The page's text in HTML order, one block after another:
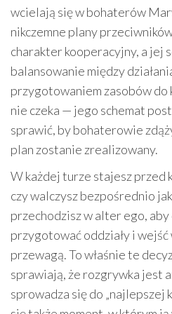
wcielają się w bohaterów
nikczemne plany
charakter kooperacyjny, a jej
balansowanie między
przygotowaniem zasobów do
nie czeka — jego schemat
sprawić, by bohaterowie
plan zostanie zrealizowany.
W każdej turze stajesz przed
czy walczysz bezpośrednio
przechodzisz w alter ego,
przygotować oddziały i
przewagą. To właśnie te
sprawiają, że rozgrywka jest
sprowadza się do „najlepszej